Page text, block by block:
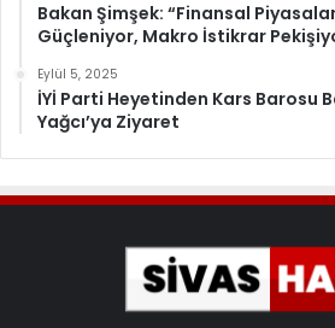
Bakan Şimşek: “Finansal
Güçleniyor, Makro İstikrar
Eylül 5, 2025
İYİ Parti Heyetinden Kars Barosu
Yağcı’ya Ziyaret